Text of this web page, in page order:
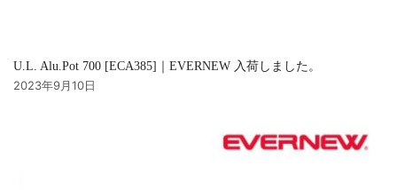
U.L. Alu.Pot 700 [ECA385]｜EVERNEW 入荷しました。
2023年9月10日